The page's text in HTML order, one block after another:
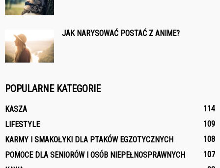
JAK NARYSOWAĆ POSTAĆ Z ANIME?
POPULARNE KATEGORIE
KASZA
114
LIFESTYLE
109
KARMY I SMAKOŁYKI DLA PTAKÓW EGZOTYCZNYCH
108
POMOCE DLA SENIORÓW I OSÓB NIEPEŁNOSPRAWNYCH
107